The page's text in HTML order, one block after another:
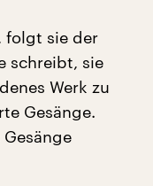
folgt sie der
schreibt, sie
Werk zu
Gesänge.